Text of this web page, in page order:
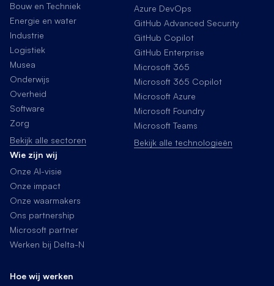
Bouw en Techniek
Energie en water
Industrie
Logistiek
Musea
Onderwijs
Overheid
Software
Zorg
Bekijk alle sectoren
Azure DevOps
GitHub Advanced Security
GitHub Copilot
GitHub Enterprise
Microsoft 365
Microsoft 365 Copilot
Microsoft Azure
Microsoft Foundry
Microsoft Teams
Bekijk alle technologieën
Wie zijn wij
Onze AI-visie
Onze impact
Onze waarmakers
Ons partnership
Microsoft partner
Werken bij Delta-N
Hoe wij werken